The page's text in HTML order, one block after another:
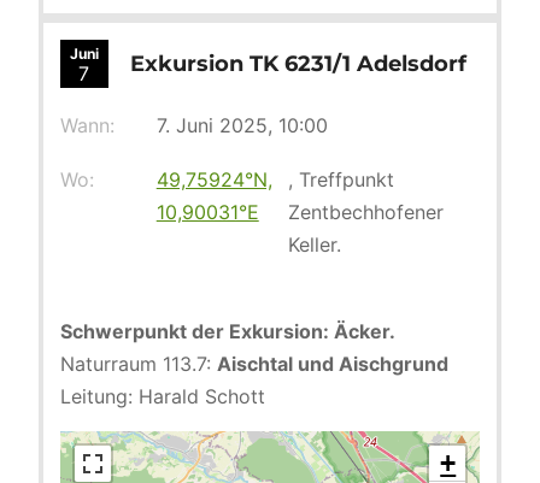
Juni
7 Exkursion TK 6231/1 Adelsdorf
Wann: 7. Juni 2025, 10:00
Wo:
49,75924°N,
10,90031°E
, Treffpunkt
Zentbechhofener
Keller.
Schwerpunkt der Exkursion: Äcker.
Naturraum 113.7: Aischtal und Aischgrund
Leitung: Harald Schott
+